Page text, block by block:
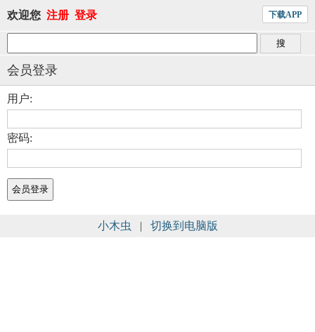
欢迎您 注册 登录 下载APP
会员登录
用户:
密码:
小木虫 | 切换到电脑版